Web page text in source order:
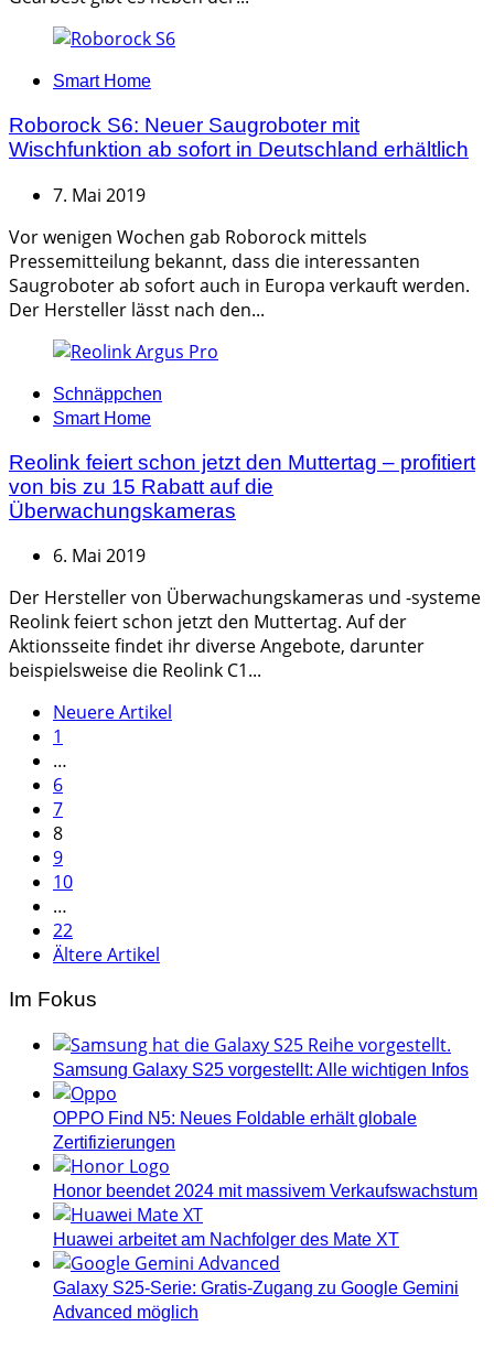
Categories
Smart Home
Roborock S6: Neuer Saugroboter mit
Wischfunktion ab sofort in Deutschland erhältlich
7. Mai 2019
Vor wenigen Wochen gab Roborock mittels
Pressemitteilung bekannt, dass die interessanten
Saugroboter ab sofort auch in Europa verkauft werden.
Der Hersteller lässt nach den...
Categories
Schnäppchen
Smart Home
Reolink feiert schon jetzt den Muttertag – profitiert
von bis zu 15 Rabatt auf die
Überwachungskameras
6. Mai 2019
Der Hersteller von Überwachungskameras und -systeme
Reolink feiert schon jetzt den Muttertag. Auf der
Aktionsseite findet ihr diverse Angebote, darunter
beispielsweise die Reolink C1...
Seitennummerierung
der
Beiträge
Neuere Artikel
1
…
6
7
8
9
10
…
22
Ältere Artikel
Im Fokus
Samsung Galaxy S25 vorgestellt: Alle wichtigen Infos
OPPO Find N5: Neues Foldable erhält globale
Zertifizierungen
Honor beendet 2024 mit massivem Verkaufswachstum
Huawei arbeitet am Nachfolger des Mate XT
Galaxy S25-Serie: Gratis-Zugang zu Google Gemini
Advanced möglich